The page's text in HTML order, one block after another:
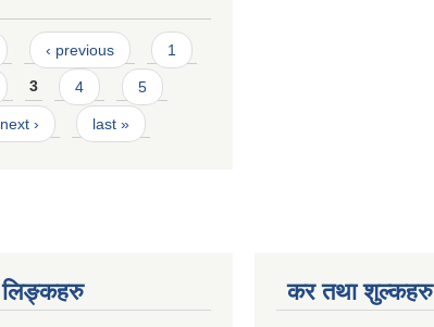
‹ previous 1
3 4 5
next › last »
कर तथा शुल्कहरु